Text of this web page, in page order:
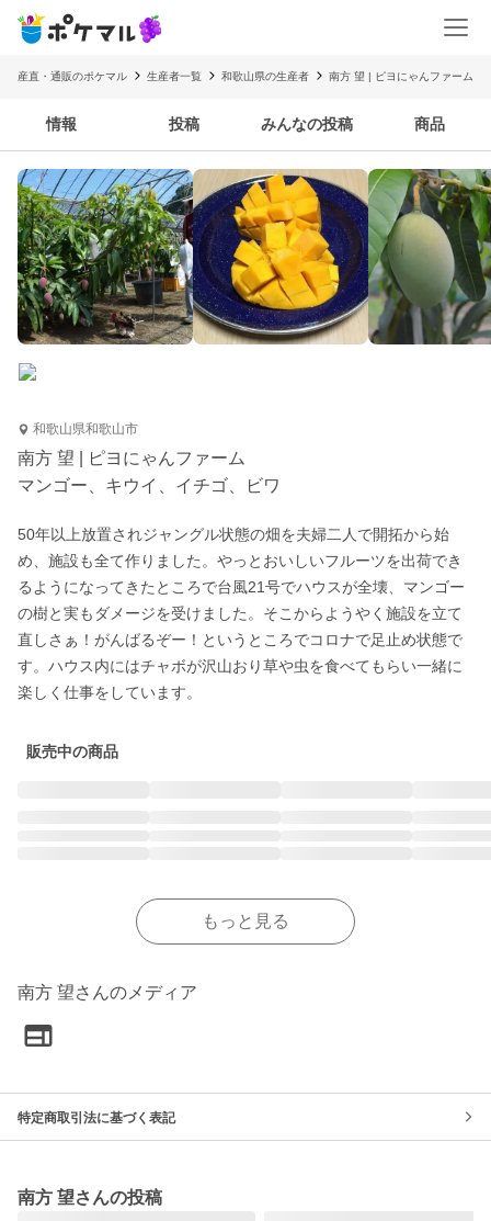
産直・通販のポケマル 生産者一覧 和歌山県の生産者 南方 望 | ピヨにゃんファーム
情報 投稿 みんなの投稿 商品
和歌山県和歌山市
南方 望 | ピヨにゃんファーム
マンゴー、キウイ、イチゴ、ビワ
50年以上放置されジャングル状態の畑を夫婦二人で開拓から始
め、施設も全て作りました。やっとおいしいフルーツを出荷でき
るようになってきたところで台風21号でハウスが全壊、マンゴー
の樹と実もダメージを受けました。そこからようやく施設を立て
直しさぁ！がんばるぞー！というところでコロナで足止め状態で
す。ハウス内にはチャボが沢山おり草や虫を食べてもらい一緒に
楽しく仕事をしています。
販売中の商品
もっと見る
南方 望さんのメディア
特定商取引法に基づく表記
南方 望さんの投稿